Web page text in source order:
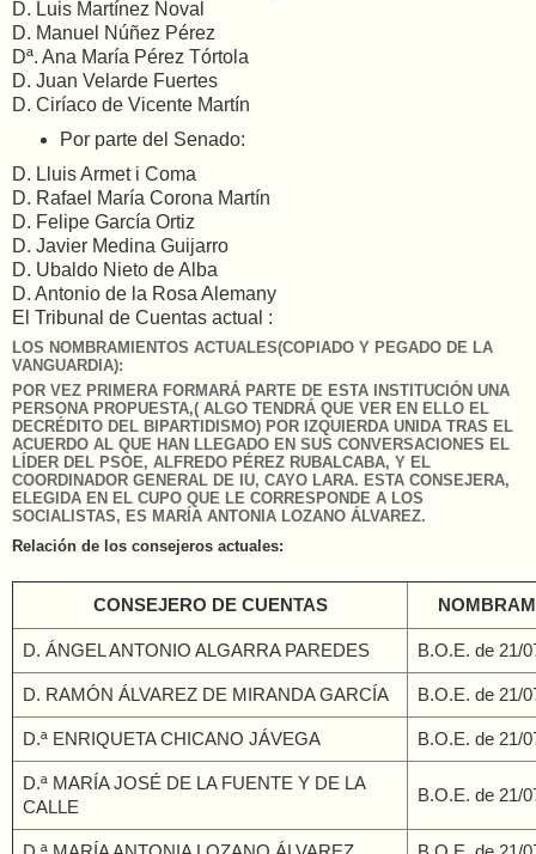
D. Luis Martínez Noval
D. Manuel Núñez Pérez
Dª. Ana María Pérez Tórtola
D. Juan Velarde Fuertes
D. Ciríaco de Vicente Martín
Por parte del Senado:
D. Lluis Armet i Coma
D. Rafael María Corona Martín
D. Felipe García Ortiz
D. Javier Medina Guijarro
D. Ubaldo Nieto de Alba
D. Antonio de la Rosa Alemany
El Tribunal de Cuentas actual :
LOS NOMBRAMIENTOS ACTUALES(COPIADO Y PEGADO DE LA
VANGUARDIA):
POR VEZ PRIMERA FORMARÁ PARTE DE ESTA INSTITUCIÓN UNA
PERSONA PROPUESTA,( ALGO TENDRÁ QUE VER EN ELLO EL
DECRÉDITO DEL BIPARTIDISMO) POR IZQUIERDA UNIDA TRAS EL
ACUERDO AL QUE HAN LLEGADO EN SUS CONVERSACIONES EL
LÍDER DEL PSOE, ALFREDO PÉREZ RUBALCABA, Y EL
COORDINADOR GENERAL DE IU, CAYO LARA. ESTA CONSEJERA,
ELEGIDA EN EL CUPO QUE LE CORRESPONDE A LOS
SOCIALISTAS, ES MARÍA ANTONIA LOZANO ÁLVAREZ.
Relación de los consejeros actuales:
CONSEJERO DE CUENTAS
D. ÁNGEL ANTONIO ALGARRA PAREDES B.O.E. de 21/
D. RAMÓN ÁLVAREZ DE MIRANDA GARCÍA B.O.E. de 21/
D.ª ENRIQUETA CHICANO JÁVEGA B.O.E. de 21/
D.ª MARÍA JOSÉ DE LA FUENTE Y DE LA
CALLE
B.O.E. de 21/